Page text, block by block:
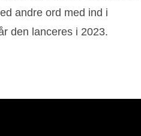
andre ord med ind i
den lanceres i 2023.